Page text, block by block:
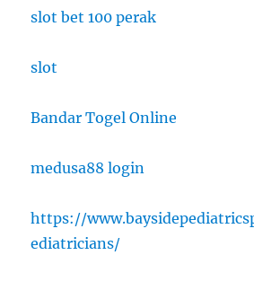
slot bet 100 perak
slot
Bandar Togel Online
medusa88 login
https://
ediatricians/